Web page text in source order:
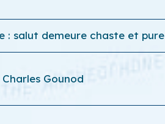
: salut demeure chaste et pure
Charles Gounod